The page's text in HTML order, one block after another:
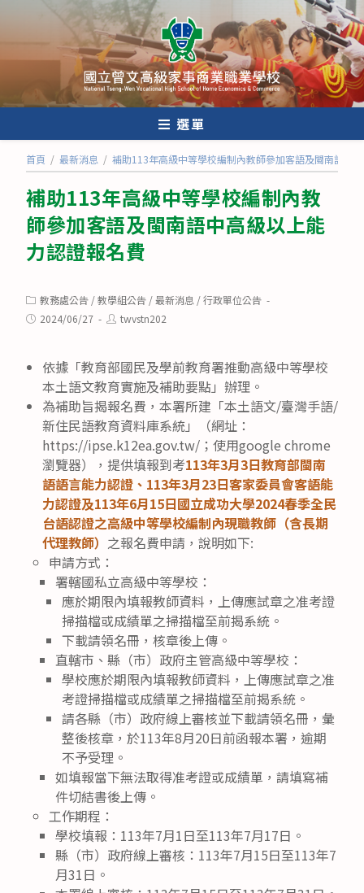
內
選單
首頁 / 最新消息 / 補助113年高級中等學校編制內教師參加客語及閩南語中
補助113年高級中等學校編制內教
師參加客語及閩南語中高級以上能
力認證報名費
Post
category:
教務處公告 /教學組公告 /最新消息 /行政單位公告
Post2024/06/27
Posttwvstn202
依據「教育部國民及學前教育署推動高級中等學校
本土語文教育實施及補助要點」辦理。
為補助旨揭報名費，本署所建「本土語文/臺灣手語/
新住民語教育資料庫系統」（網址：
https://ipse.k12ea.gov.tw/；使用google chrome
瀏覽器），提供填報到考113年3月3日教育部閩南
語語言能力認證、113年3月23日客家委員會客語能
力認證及113年6月15日國立成功大學2024春季全民
台語認證之高級中等學校編制內現職教師（含長期
代理教師） 之報名費申請，說明如下:
申請方式：
署轄國私立高級中等學校：
應於期限內填報教師資料，上傳應試章之准考證
掃描檔或成績單之掃描檔至前揭系統。
下載請領名冊，核章後上傳。
直轄市、縣（市）政府主管高級中等學校：
學校應於期限內填報教師資料，上傳應試章之准
考證掃描檔或成績單之掃描檔至前揭系統。
請各縣（市）政府線上審核並下載請領名冊，彙
整後核章，於113年8月20日前函報本署，逾期
不予受理。
如填報當下無法取得准考證或成績單，請填寫補
件切結書後上傳。
工作期程：
學校填報：113年7月1日至113年7月17日。
縣（市）政府線上審核：113年7月15日至113年7
月31日。